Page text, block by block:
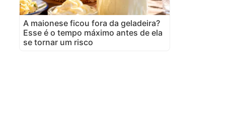
A maionese ficou fora da geladeira?
Esse é o tempo máximo antes de ela
se tornar um risco